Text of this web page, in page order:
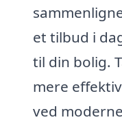
et tilbud i
til din bolig.
mere
ved